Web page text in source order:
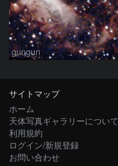
gungun
サイトマップ
ホーム
天体写真ギャラリーについて
利用規約
ログイン/新規登録
お問い合わせ